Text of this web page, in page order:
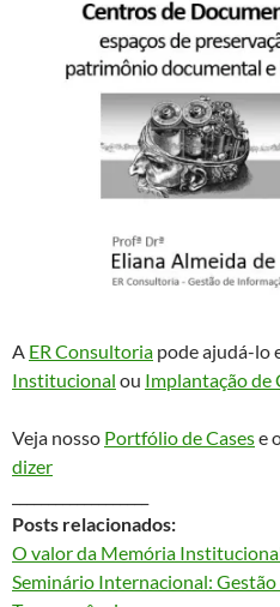
A ER Consultoria pode ajudá-lo
Institucional ou Implantação de
Veja nosso Portfólio de Casese
dizer
Posts relacionados:
O valor da Memória
Seminário Internacional: